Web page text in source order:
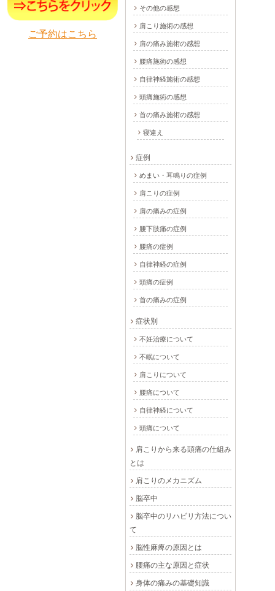
ご予約はこちら
その他の感想
肩こり施術の感想
肩の痛み施術の感想
腰痛施術の感想
自律神経施術の感想
頭痛施術の感想
首の痛み施術の感想
寝違え
症例
めまい・耳鳴りの症例
肩こりの症例
肩の痛みの症例
腰下肢痛の症例
腰痛の症例
自律神経の症例
頭痛の症例
首の痛みの症例
症状別
不妊治療について
不眠について
肩こりについて
腰痛について
自律神経について
頭痛について
肩こりから来る頭痛の仕組み
とは
肩こりのメカニズム
脳卒中
脳卒中のリハビリ方法につい
て
脳性麻痺の原因とは
腰痛の主な原因と症状
身体の痛みの基礎知識